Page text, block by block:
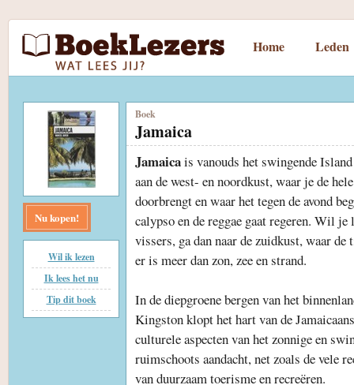
Home Leden
Nu kopen!
Wil ik lezen
Ik lees het nu
Tip dit boek
Boek
Jamaica
Jamaicais vanouds het swingende
aan de west- en noordkust, waar je de
doorbrengt en waar het tegen de avond
calypso en de reggae gaat regeren. Wil
vissers, ga dan naar de zuidkust, waar
er is meer dan zon, zee en strand.
In de diepgroene bergen van het
Kingston klopt het hart van de
culturele aspecten van het zonnige en
ruimschoots aandacht, net zoals de vele
van duurzaam toerisme en recreëren.